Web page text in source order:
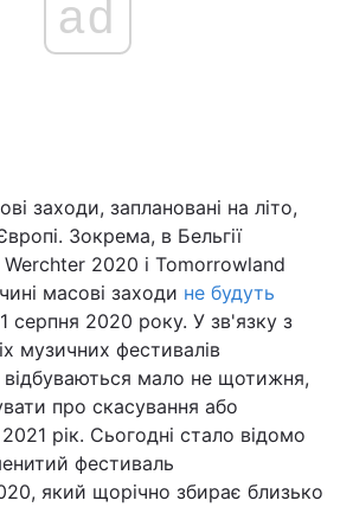
ad
заходи, заплановані на літо,
Зокрема, в Бельгії
2020 і Tomorrowland
масові заходи не будуть
серпня 2020 року. У зв'язку з
музичних фестивалів
мало не щотижня,
про скасування або
рік. Сьогодні стало відомо
фестиваль
який щорічно збирає близько